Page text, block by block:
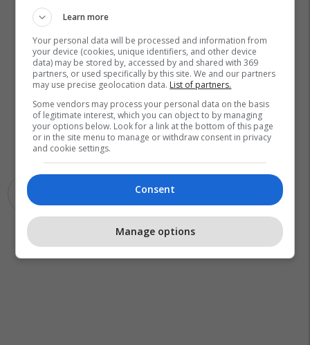
Young Thug
Learn more
Your personal data will be processed and information from
your device (cookies, unique identifiers, and other device
data) may be stored by, accessed by and shared with 369
partners, or used specifically by this site. We and our partners
may use precise geolocation data. List of partners.
Some vendors may process your personal data on the basis
of legitimate interest, which you can object to by managing
your options below. Look for a link at the bottom of this page
or in the site menu to manage or withdraw consent in privacy
and cookie settings.
Consent
Manage options